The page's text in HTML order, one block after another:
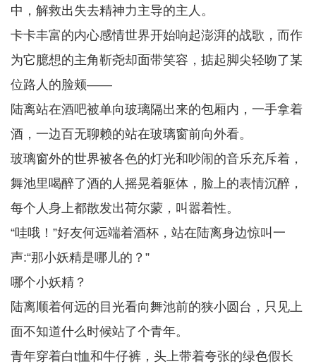
中，解救出失去精神力主导的主人。
卡卡丰富的内心感情世界开始响起澎湃的战歌，而作
为它臆想的主角靳尧却面带笑容，掂起脚尖轻吻了某
位路人的脸颊——
陆离站在酒吧被单向玻璃隔出来的包厢内，一手拿着
酒，一边百无聊赖的站在玻璃窗前向外看。
玻璃窗外的世界被各色的灯光和吵闹的音乐充斥着，
舞池里喝醉了酒的人摇晃着躯体，脸上的表情沉醉，
每个人身上都散发出荷尔蒙，叫嚣着性。
“哇哦！”好友何远端着酒杯，站在陆离身边惊叫一
声:“那小妖精是哪儿的？”
哪个小妖精？
陆离顺着何远的目光看向舞池前的狭小圆台，只见上
面不知道什么时候站了个青年。
青年穿着白t恤和牛仔裤，头上带着夸张的绿色假长